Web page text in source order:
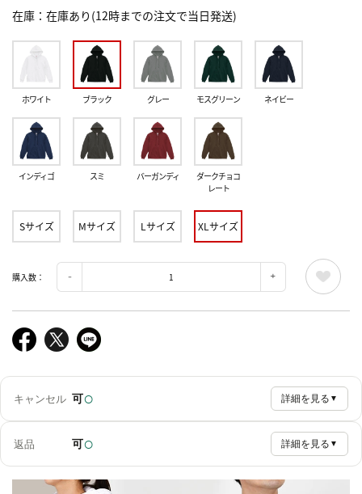
在庫 在庫あり(12時までの注文で当日発送)
ホワイト ブラック グレー モスグリーン ネイビー
インディゴ スミ バーガンディ
ダークチョコ
レート
Sサイズ Mサイズ Lサイズ XLサイズ
購入数：
キャンセル 可○ 詳細を見る ▼
返品 可○ 詳細を見る ▼